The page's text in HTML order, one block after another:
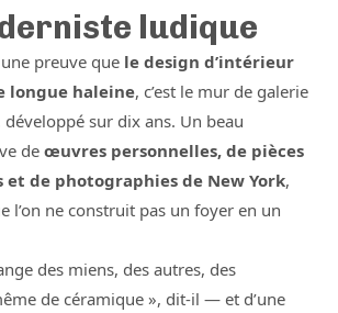
ludique
preuve que le design d’intérieur
longue haleine, c’est le mur de galerie
développé sur dix ans. Un beau
de œuvres personnelles, de pièces
et de photographies de New York,
l’on ne construit pas un foyer en un
des miens, des autres, des
de céramique », dit-il — et d’une